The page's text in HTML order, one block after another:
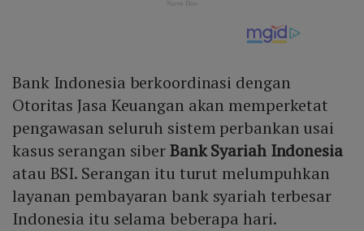
Bank Indonesia berkoordinasi dengan
Otoritas Jasa Keuangan akan memperketat
pengawasan seluruh sistem perbankan usai
kasus serangan siberBank Syariah Indonesia
atau BSI. Serangan itu turut melumpuhkan
layanan pembayaran bank syariah terbesar
Indonesia itu selama beberapa hari.